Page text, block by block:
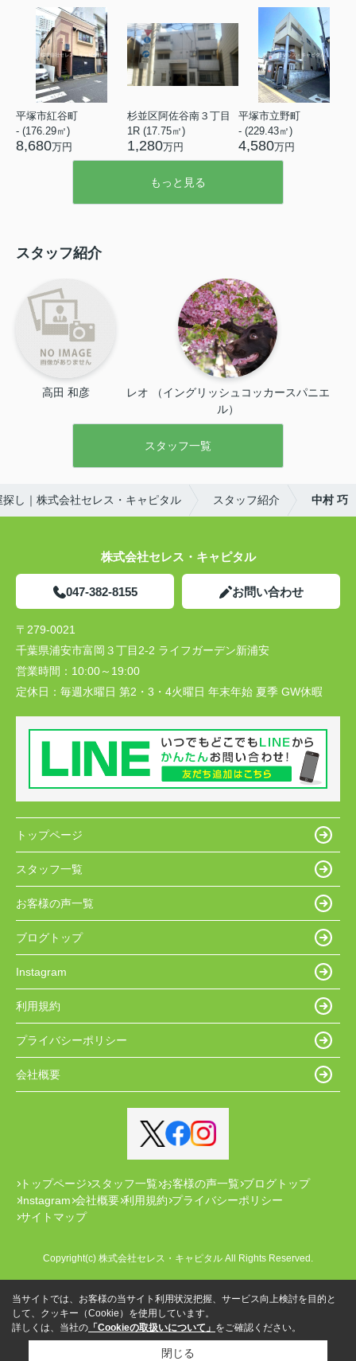
平塚市紅谷町
- (176.29㎡)
8,680万円
杉並区阿佐谷南３丁目
1R (17.75㎡)
1,280万円
平塚市立野町
- (229.43㎡)
4,580万円
もっと見る
スタッフ紹介
高田 和彦
レオ （イングリッシュコッカースパニエ
ル）
スタッフ一覧
し｜株式会社セレス・キャピタル スタッフ紹介 中村 巧
株式会社セレス・キャピタル
047-382-8155 お問い合わせ
〒279-0021
千葉県浦安市富岡３丁目2-2 ライフガーデン新浦安
営業時間： 10:00～19:00
定休日： 毎週水曜日 第2・3・4火曜日 年末年始 夏季 GW休暇
トップページ
スタッフ一覧
お客様の声一覧
ブログトップ
Instagram
利用規約
プライバシーポリシー
会社概要
トップページ スタッフ一覧 お客様の声一覧 ブログトップ
Instagram 会社概要 利用規約 プライバシーポリシー
サイトマップ
Copyright(c) 株式会社セレス・キャピタル All Rights Reserved.
当サイトでは、お客様の当サイト利用状況把握、サービス向上検討を目的と
して、クッキー（Cookie）を使用しています。
詳しくは、当社の 「Cookieの取扱いについて」 をご確認ください。
閉じる